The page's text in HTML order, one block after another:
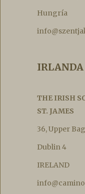
Hungría
IRLANDA
THE IRISH
ST. JAMES
36, Upper
Dublin 4
IRELAND